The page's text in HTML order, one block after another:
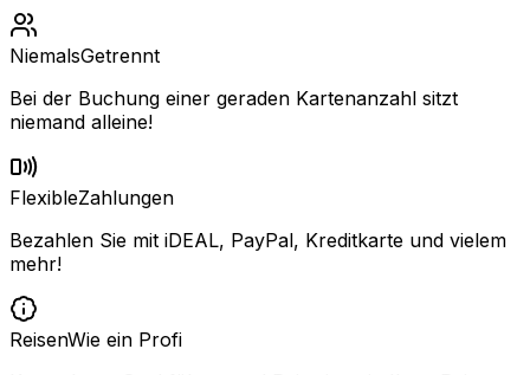
NiemalsGetrennt
Bei der Buchung einer geraden Kartenanzahl sitzt
niemand alleine!
FlexibleZahlungen
Bezahlen Sie mit iDEAL, PayPal, Kreditkarte und vielem
mehr!
ReisenWie ein Profi